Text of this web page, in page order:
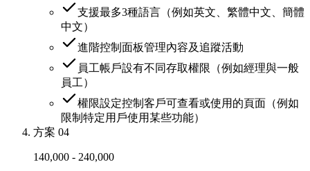
支援最多3種語言（例如英文、繁體中文、簡體
中文）
進階控制面板管理內容及追蹤活動
員工帳戶設有不同存取權限（例如經理與一般
員工）
權限設定控制客戶可查看或使用的頁面（例如
限制特定用戶使用某些功能）
方案 04
140,000 - 240,000